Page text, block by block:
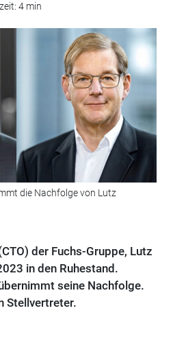
4 min
die Nachfolge von Lutz
der Fuchs-Gruppe, Lutz
in den Ruhestand.
seine Nachfolge.
Stellvertreter.